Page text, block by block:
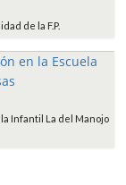
de la F.P.
Infantil La del Manojo